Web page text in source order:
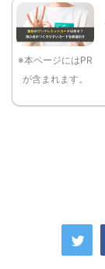
※本ページにはPR
が含まれます。